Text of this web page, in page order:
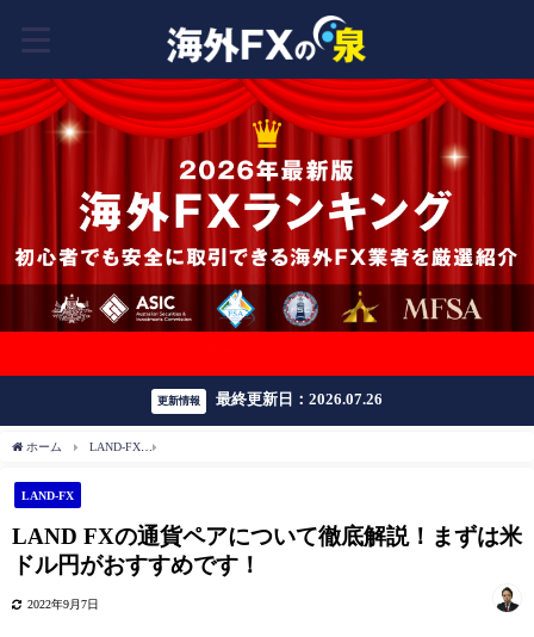
更新情報 最終更新日：2026.07.26
ホーム LAND-FX
LAND-FX
LAND FXの通貨ペアについて徹底解説！まずは米
ドル円がおすすめです！
2022年9月7日